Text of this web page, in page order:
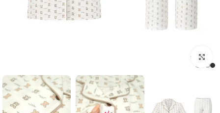
بزرگنمایی تصویر